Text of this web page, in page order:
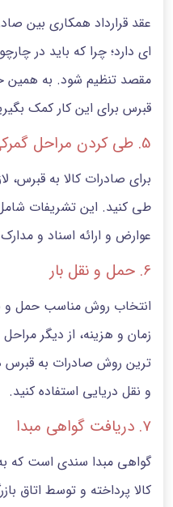
عقد قرارداد همکاری بین
ای دارد؛ چرا که باید در
مقصد تنظیم شود. به همین
قبرس برای این کار کمک
5. طی کردن مراحل گمرکی و قانونی
برای صادرات کالا به قبرس،
طی کنید. این تشریفات
عوارض و ارائه اسناد و
6. حمل و نقل بار
انتخاب روش مناسب حمل و
زمان و هزینه، از دیگر
ترین روش صادرات به قبرس
و نقل دریایی استفاده کنید.
7. دریافت گواهی مبدا
گواهی مبدا سندی است که به
کالا پرداخته و توسط اتاق